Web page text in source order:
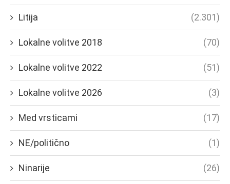
Litija (2.301)
Lokalne volitve 2018 (70)
Lokalne volitve 2022 (51)
Lokalne volitve 2026 (3)
Med vrsticami (17)
NE/politično (1)
Ninarije (26)